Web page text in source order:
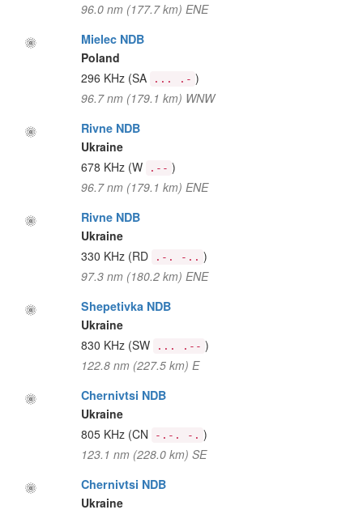
96.0 nm (177.7 km) ENE
Mielec NDB
Poland
296 KHz (SA ... .- )
96.7 nm (179.1 km) WNW
Rivne NDB
Ukraine
678 KHz (W .-- )
96.7 nm (179.1 km) ENE
Rivne NDB
Ukraine
330 KHz (RD .-. -.. )
97.3 nm (180.2 km) ENE
Shepetivka NDB
Ukraine
830 KHz (SW ... .-- )
122.8 nm (227.5 km) E
Chernivtsi NDB
Ukraine
805 KHz (CN -.-. -. )
123.1 nm (228.0 km) SE
Chernivtsi NDB
Ukraine